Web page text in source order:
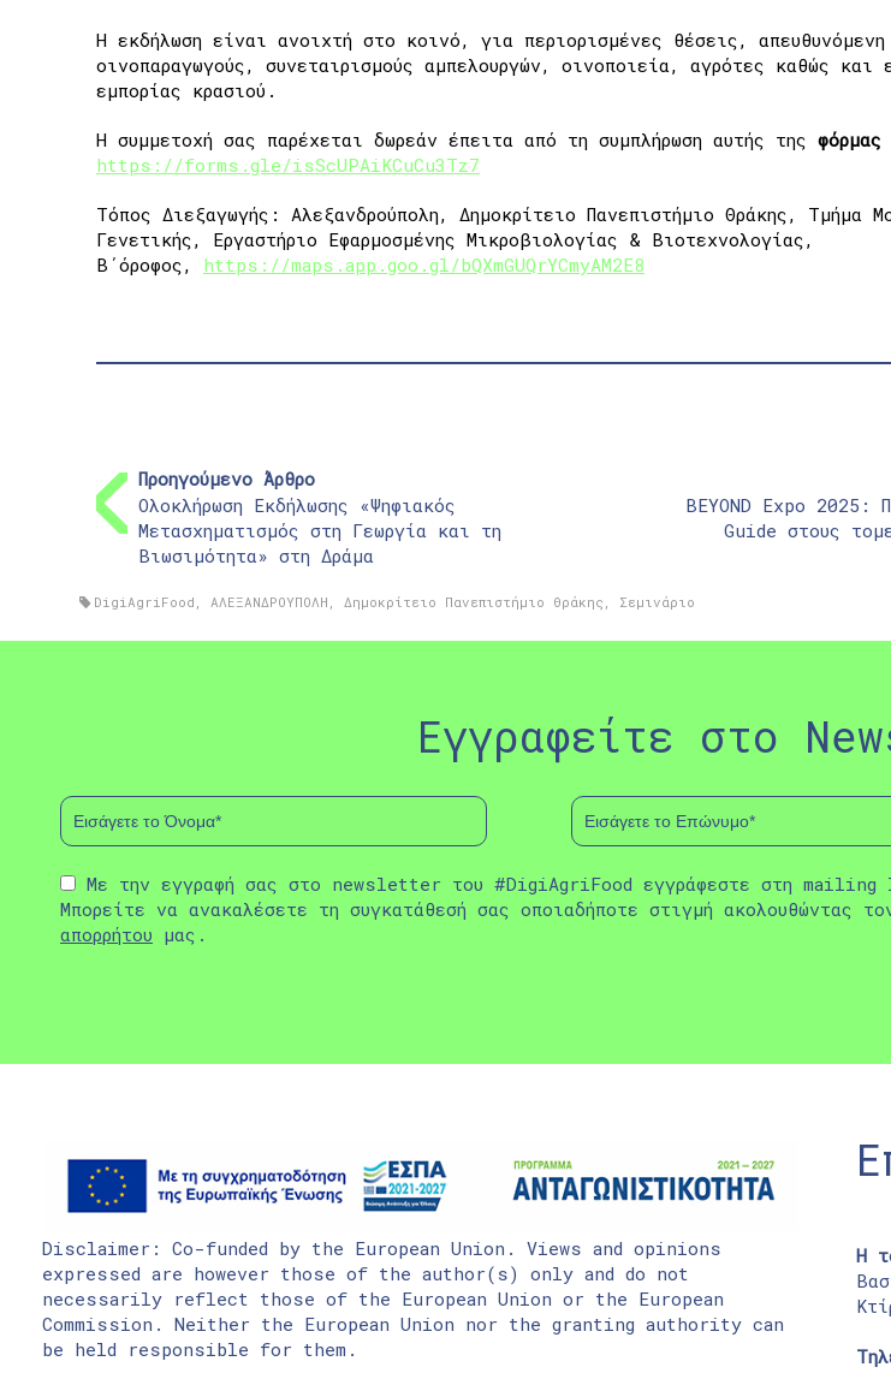
Η εκδήλωση είναι ανοιχτή στο κοινό, για περιορισμένες θέσεις,
οινοπαραγωγούς, συνεταιρισμούς αμπελουργών, οινοποιεία, αγρότες καθώς και
εμπορίας κρασιού.
Η συμμετοχή σας παρέχεται δωρεάν έπειτα από τη συμπλήρωση αυτής της φόρμας
https://forms.gle/isScUPAiKCuCu3Tz7
Τόπος Διεξαγωγής: Αλεξανδρούπολη, Δημοκρίτειο Πανεπιστήμιο Θράκης, Τμήμα
Γενετικής, Εργαστήριο Εφαρμοσμένης Μικροβιολογίας & Βιοτεχνολογίας,
Β΄όροφος, https://maps.app.goo.gl/bQXmGUQrYCmyAM2E8
Προηγούμενο Άρθρο
Ολοκλήρωση Εκδήλωσης «Ψηφιακός
Μετασχηματισμός στη Γεωργία και τη
Βιωσιμότητα» στη Δράμα
BEYOND Expo 2025:
Guide στους
DigiAgriFood ,ΑΛΕΞΑΝΔΡΟΥΠΟΛΗ ,Δημοκρίτειο Πανεπιστήμιο Θράκης , Σεμινάριο
Εγγραφείτε στο
Με την εγγραφή σας στο newsletter του #DigiAgriFood εγγράφεστε στη
Μπορείτε να ανακαλέσετε τη συγκατάθεσή σας οποιαδήποτε στιγμή ακολουθώντας
απορρήτου μας.
Disclaimer: Co-funded by the European Union. Views and opinions
expressed are however those of the author(s) only and do not
necessarily reflect those of the European Union or the European
Commission. Neither the European Union nor the granting authority can
be held responsible for them.
Η